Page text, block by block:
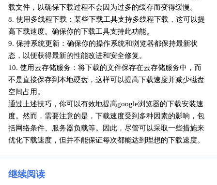
载文件，以确保下载过程不会因为过多的缓存而变得缓慢。
8. 使用多线程下载：某些下载工具支持多线程下载，这可以提
高下载速度。确保你的下载工具支持此功能。
9. 保持系统更新：确保你的操作系统和浏览器都保持最新状
态，以便获得最新的性能改进和安全修复。
10. 使用云存储服务：将下载的文件保存在云存储服务中，而
不是直接保存到本地硬盘，这样可以提高下载速度并减少磁盘
空间占用。
通过上述技巧，你可以有效地提高google浏览器的下载安装速
度。然而，需要注意的是，下载速度受到多种因素的影响，包
括网络条件、服务器负载等。因此，尽管可以采取一些措施来
优化下载速度，但并不能保证每次都能达到理想的下载速度。
继续阅读